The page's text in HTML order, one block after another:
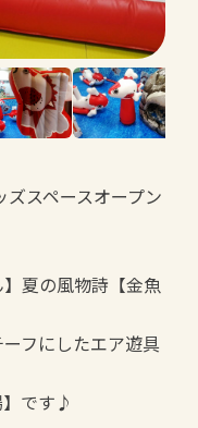
スペースオープン
夏の風物詩【金魚
フにしたエア遊具
】です♪